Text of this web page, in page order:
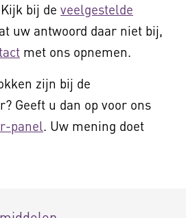
bij de veelgestelde
uw antwoord daar niet bij,
met ons opnemen.
zijn bij de
Geeft u dan op voor ons
panel. Uw mening doet